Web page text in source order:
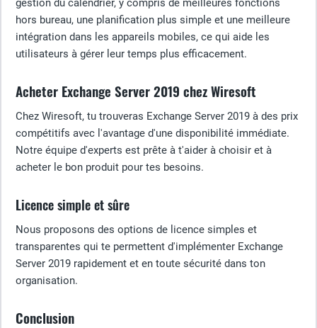
gestion du calendrier, y compris de meilleures fonctions
hors bureau, une planification plus simple et une meilleure
intégration dans les appareils mobiles, ce qui aide les
utilisateurs à gérer leur temps plus efficacement.
Acheter Exchange Server 2019 chez Wiresoft
Chez Wiresoft, tu trouveras Exchange Server 2019 à des prix
compétitifs avec l'avantage d'une disponibilité immédiate.
Notre équipe d'experts est prête à t'aider à choisir et à
acheter le bon produit pour tes besoins.
Licence simple et sûre
Nous proposons des options de licence simples et
transparentes qui te permettent d'implémenter Exchange
Server 2019 rapidement et en toute sécurité dans ton
organisation.
Conclusion